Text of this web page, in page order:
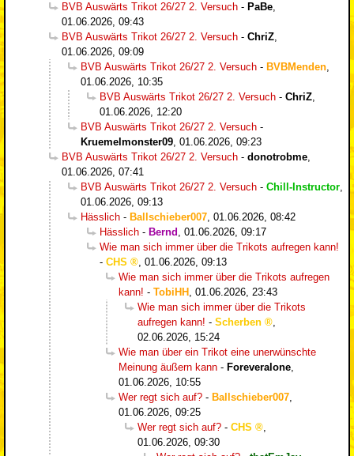
BVB Auswärts Trikot 26/27 2. Versuch - PaBe,
01.06.2026, 09:43
BVB Auswärts Trikot 26/27 2. Versuch - ChriZ,
01.06.2026, 09:09
BVB Auswärts Trikot 26/27 2. Versuch - BVBMenden,
01.06.2026, 10:35
BVB Auswärts Trikot 26/27 2. Versuch - ChriZ,
01.06.2026, 12:20
BVB Auswärts Trikot 26/27 2. Versuch -
Kruemelmonster09, 01.06.2026, 09:23
BVB Auswärts Trikot 26/27 2. Versuch - donotrobme,
01.06.2026, 07:41
BVB Auswärts Trikot 26/27 2. Versuch - Chill-Instructor,
01.06.2026, 09:13
Hässlich - Ballschieber007, 01.06.2026, 08:42
Hässlich - Bernd , 01.06.2026, 09:17
Wie man sich immer über die Trikots aufregen kann!
- CHS , 01.06.2026, 09:13
Wie man sich immer über die Trikots aufregen
kann! - TobiHH , 01.06.2026, 23:43
Wie man sich immer über die Trikots
aufregen kann! - Scherben
,
02.06.2026, 15:24
Wie man über ein Trikot eine unerwünschte
Meinung äußern kann - Foreveralone,
01.06.2026, 10:55
Wer regt sich auf? - Ballschieber007,
01.06.2026, 09:25
Wer regt sich auf? - CHS
,
01.06.2026, 09:30